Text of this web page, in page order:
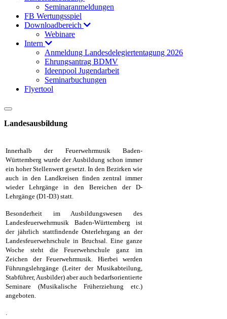
Seminaranmeldungen
FB Wertungsspiel
Downloadbereich
Webinare
Intern
Anmeldung Landesdelegiertentagung 2026
Ehrungsantrag BDMV
Ideenpool Jugendarbeit
Seminarbuchungen
Flyertool
Landesausbildung
Innerhalb der Feuerwehrmusik Baden-
Württemberg wurde der Ausbildung schon immer
ein hoher Stellenwert gesetzt. In den Bezirken wie
auch in den Landkreisen finden zentral immer
wieder Lehrgänge in den Bereichen der D-
Lehrgänge (D1-D3) statt.
Besonderheit im Ausbildungswesen des
Landesfeuerwehrmusik Baden-Württemberg ist
der jährlich stattfindende Osterlehrgang an der
Landesfeuerwehrschule in Bruchsal. Eine ganze
Woche steht die Feuerwehrschule ganz im
Zeichen der Feuerwehrmusik. Hierbei werden
Führungslehrgänge (Leiter der Musikabteilung,
Stabführer, Ausbilder) aber auch bedarfsorientierte
Seminare (Musikalische Früherziehung etc.)
angeboten.
.